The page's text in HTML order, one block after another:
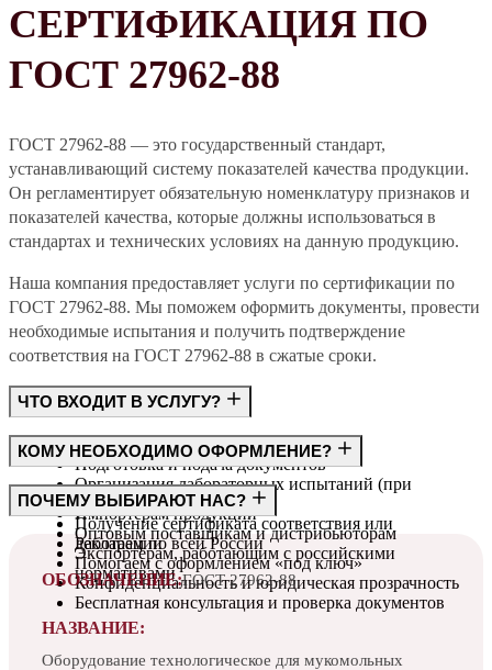
СЕРТИФИКАЦИЯ ПО
ГОСТ 27962-88
ГОСТ 27962-88 — это государственный стандарт,
устанавливающий систему показателей качества продукции.
Он регламентирует обязательную номенклатуру признаков и
показателей качества, которые должны использоваться в
стандартах и технических условиях на данную продукцию.
Наша компания предоставляет услуги по сертификации по
ГОСТ 27962-88. Мы поможем оформить документы, провести
необходимые испытания и получить подтверждение
соответствия на ГОСТ 27962-88 в сжатые сроки.
ЧТО ВХОДИТ В УСЛУГУ?
Консультация по требованиям ГОСТ
Подготовка и подача документов
Организация лабораторных испытаний (при
необходимости)
Получение сертификата соответствия или
декларации
КОМУ НЕОБХОДИМО ОФОРМЛЕНИЕ?
Производителям
Импортёрам продукции
Оптовым поставщикам и дистрибьюторам
Экспортёрам, работающим с российскими
нормативами
ПОЧЕМУ ВЫБИРАЮТ НАС?
Работаем по всей России
Помогаем с оформлением «под ключ»
Конфиденциальность и юридическая прозрачность
Бесплатная консультация и проверка документов
ОБОЗНАЧЕНИЕ:ГОСТ 27962-88
НАЗВАНИЕ:
Оборудование технологическое для мукомольных